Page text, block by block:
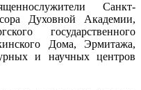
Санкт-
Духовной Академии,
государственного
Дома, Эрмитажа,
и научных центров